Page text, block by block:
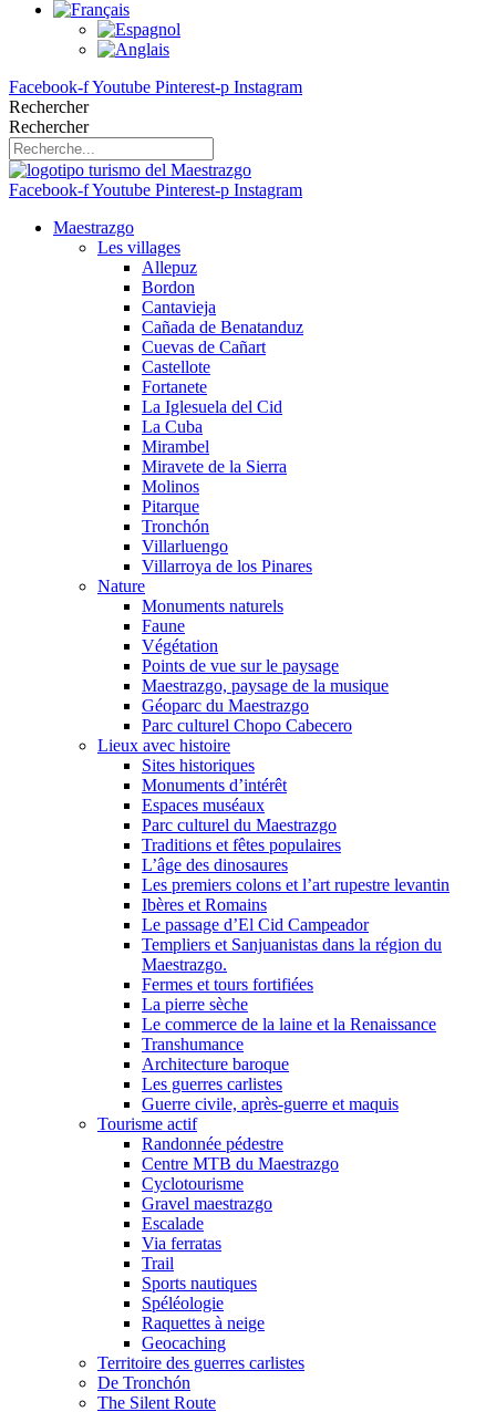
Facebook-fYoutube Pinterest-p Instagram
Rechercher
Rechercher
Facebook-fYoutube Pinterest-p Instagram
Maestrazgo
Les villages
Allepuz
Bordon
Cantavieja
Cañada de Benatanduz
Cuevas de Cañart
Castellote
Fortanete
La Iglesuela del Cid
La Cuba
Mirambel
Miravete de la Sierra
Molinos
Pitarque
Tronchón
Villarluengo
Villarroya de los Pinares
Nature
Monuments naturels
Faune
Végétation
Points de vue sur le paysage
Maestrazgo, paysage de la musique
Géoparc du Maestrazgo
Parc culturel Chopo Cabecero
Lieux avec histoire
Sites historiques
Monuments d’intérêt
Espaces muséaux
Parc culturel du Maestrazgo
Traditions et fêtes populaires
L’âge des dinosaures
Les premiers colons et l’art rupestre levantin
Ibères et Romains
Le passage d’El Cid Campeador
Templiers et Sanjuanistas dans la région du
Maestrazgo.
Fermes et tours fortifiées
La pierre sèche
Le commerce de la laine et la Renaissance
Transhumance
Architecture baroque
Les guerres carlistes
Guerre civile, après-guerre et maquis
Tourisme actif
Randonnée pédestre
Centre MTB du Maestrazgo
Cyclotourisme
Gravel maestrazgo
Escalade
Via ferratas
Trail
Sports nautiques
Spéléologie
Raquettes à neige
Geocaching
Territoire des guerres carlistes
De Tronchón
The Silent Route